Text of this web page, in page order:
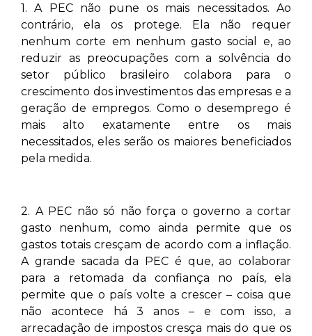
1. A PEC não pune os mais necessitados. Ao
contrário, ela os protege. Ela não requer
nenhum corte em nenhum gasto social e, ao
reduzir as preocupações com a solvência do
setor público brasileiro colabora para o
crescimento dos investimentos das empresas e a
geração de empregos. Como o desemprego é
mais alto exatamente entre os mais
necessitados, eles serão os maiores beneficiados
pela medida.
2. A PEC não só não força o governo a cortar
gasto nenhum, como ainda permite que os
gastos totais cresçam de acordo com a inflação.
A grande sacada da PEC é que, ao colaborar
para a retomada da confiança no país, ela
permite que o país volte a crescer – coisa que
não acontece há 3 anos – e com isso, a
arrecadação de impostos cresça mais do que os